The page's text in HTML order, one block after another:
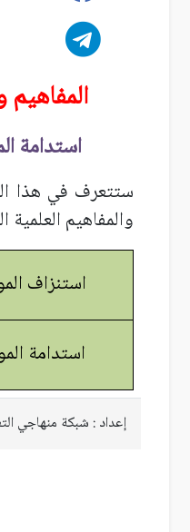
استدامة
ستتعرف في هذا
والمفاهيم العلمية
استنزاف
استدامة
إعداد : شبكة منهاجي